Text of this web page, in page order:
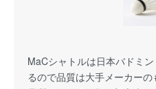
MaCシャトルは日本バドミ
るので品質は大手メーカー